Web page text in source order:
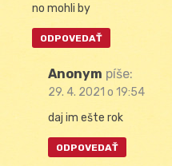
no mohli by
ODPOVEDAŤ
Anonym píše:
29. 4. 2021 o 19:54
daj im ešte rok
ODPOVEDAŤ